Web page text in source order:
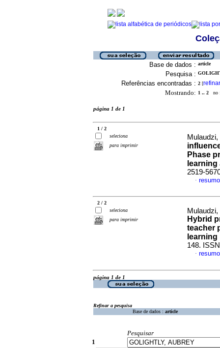
Base de dados : article
Pesquisa :
Referências encontradas : 2 [refinar
Mostrando: 1 .. 2 no
página 1 de 1
1 / 2
seleciona
para imprimir
Phase
2519-
·
2 / 2
seleciona
para imprimir
Mulaudzi,
Hybrid
teacher
148.
·
página 1 de 1
Refinar a pesquisa
Base de dados : article
Pesquisar
1